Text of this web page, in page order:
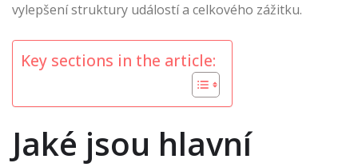
vylepšení struktury událostí a celkového zážitku.
Key sections in the article:
Jaké jsou hlavní